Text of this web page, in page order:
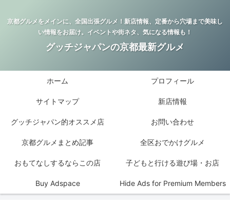
京都グルメをメインに、全国出張グルメ！新店情報、定番から穴場まで美味し
い情報をお届け。イベントや街ネタ、気になる情報も！
グッチジャパンの京都最新グルメ
ホーム プロフィール
サイトマップ 新店情報
グッチジャパン的オススメ店 お問い合わせ
京都グルメまとめ記事 全区おでかけグルメ
おもてなしするならこの店 子どもと行ける遊び場・お店
Buy Adspace Hide Ads for Premium Members